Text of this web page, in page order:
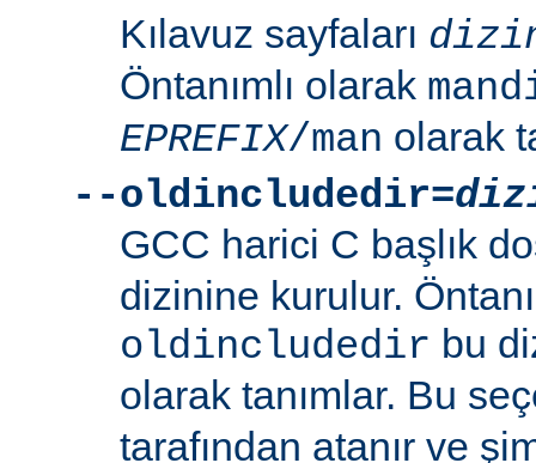
Kılavuz sayfaları
Öntanımlı olarak
EPREFIX/man olarak
--oldincludedir=
GCC harici C başlık
dizinine kurulur.
oldincludedir bu
olarak tanımlar. Bu
tarafından atanır ve